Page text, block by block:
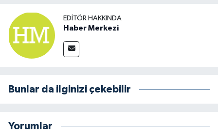
EDITÖR HAKKINDA
Haber Merkezi
Bunlar da ilginizi çekebilir
Yorumlar